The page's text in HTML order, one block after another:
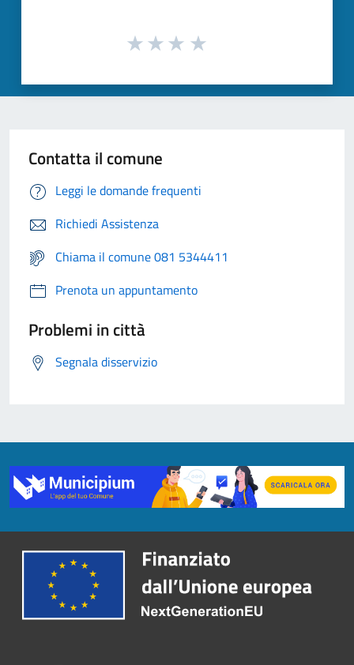
Contatta il comune
Leggi le domande frequenti
Richiedi Assistenza
Chiama il comune 081 5344411
Prenota un appuntamento
Problemi in città
Segnala disservizio